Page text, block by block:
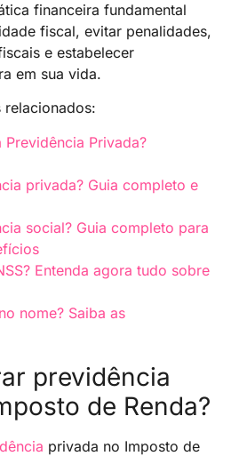
financeira fundamental
fiscal, evitar penalidades,
e estabelecer
em sua vida.
relacionados:
Privada?
privada? Guia completo e
social? Guia completo para
Entenda agora tudo sobre
nome? Saiba as
previdência
de Renda?
privada no Imposto de